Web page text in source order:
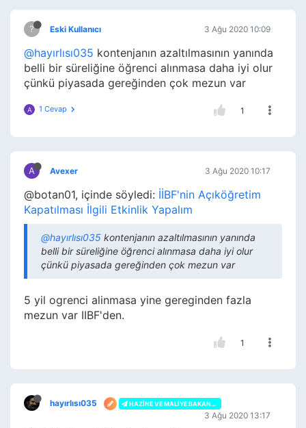
? Eski Kullanıcı 3 Ağu 2020 10:09
@hayırlısı035 kontenjanın azaltılmasının yanında
belli bir süreliğine öğrenci alınmasa daha iyi olur
çünkü piyasada gereğinden çok mezun var
A 1 Cevap 1
A Avexer 3 Ağu 2020 10:17
@botan01, içinde söyledi: İİBF'nin Açıköğretim
Kapatılması İlgili Etkinlik Yapalım
@hayırlısı035 kontenjanın azaltılmasının yanında
belli bir süreliğine öğrenci alınmasa daha iyi olur
çünkü piyasada gereğinden çok mezun var
5 yil ogrenci alinmasa yine gereginden fazla
mezun var IIBF'den.
1
hayırlısı035 HAZINE VE MALIYE BAKANLIĞI
3 Ağu 2020 13:17